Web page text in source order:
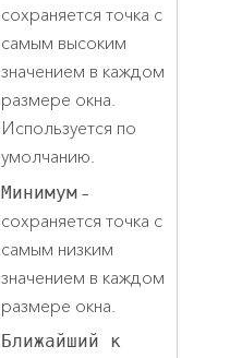
сохраняется точка с
самым высоким
значением в каждом
размере окна.
Используется по
умолчанию.
Минимум –
сохраняется точка с
самым низким
значением в каждом
размере окна.
Ближайший к